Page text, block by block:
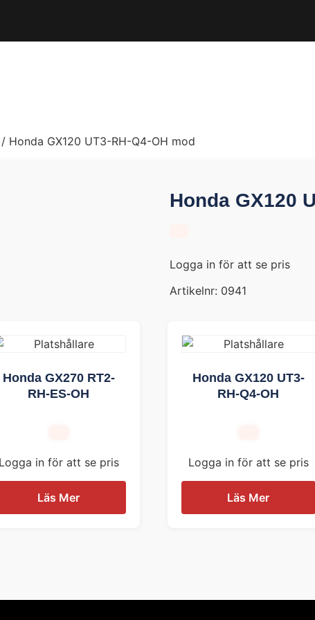
Honda GX120 UT3-RH-Q4-OH mod
Honda GX120
Logga in för att se pris
Artikelnr: 0941
Honda GX270 RT2-
RH-ES-OH
in för att se pris
Läs Mer
Honda GX120 UT3-
RH-Q4-OH
Logga in för att se pris
Läs Mer